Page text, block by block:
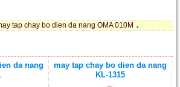
tap chay bo dien da nang OMA 010M
da nang
may tap chay bo dien da nang
KL-1315